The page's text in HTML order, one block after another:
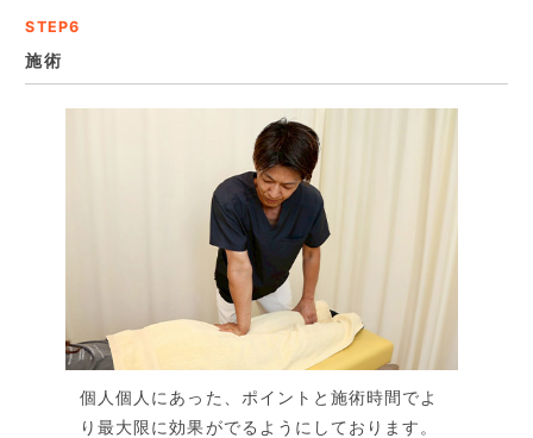
STEP6
施術
個人個人にあった、ポイントと施術時間でよ
り最大限に効果がでるようにしております。